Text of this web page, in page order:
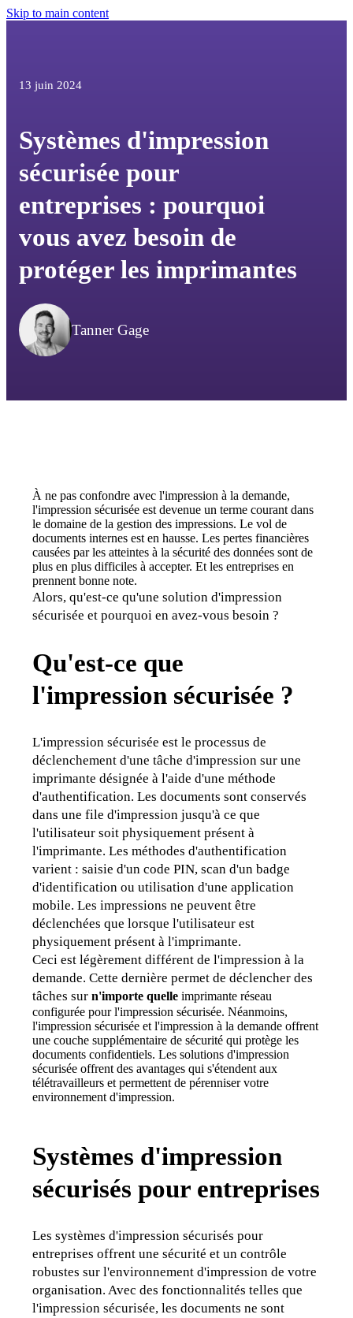
Skip to main content
13 juin 2024
Systèmes d'impression
sécurisée pour
entreprises : pourquoi
vous avez besoin de
protéger les imprimantes
Tanner Gage
À ne pas confondre avec l'impression à la demande,
l'impression sécurisée est devenue un terme courant dans
le domaine de la gestion des impressions. Le vol de
documents internes est en hausse. Les pertes financières
causées par les atteintes à la sécurité des données sont de
plus en plus difficiles à accepter. Et les entreprises en
prennent bonne note.
Alors, qu'est-ce qu'une solution d'impression
sécurisée et pourquoi en avez-vous besoin ?
Qu'est-ce que
l'impression sécurisée ?
L'impression sécurisée est le processus de
déclenchement d'une tâche d'impression sur une
imprimante désignée à l'aide d'une méthode
d'authentification. Les documents sont conservés
dans une file d'impression jusqu'à ce que
l'utilisateur soit physiquement présent à
l'imprimante. Les méthodes d'authentification
varient : saisie d'un code PIN, scan d'un badge
d'identification ou utilisation d'une application
mobile. Les impressions ne peuvent être
déclenchées que lorsque l'utilisateur est
physiquement présent à l'imprimante.
Ceci est légèrement différent de l'impression à la
demande. Cette dernière permet de déclencher des
tâches sur n'importe quelle imprimante réseau
configurée pour l'impression sécurisée. Néanmoins,
l'impression sécurisée et l'impression à la demande offrent
une couche supplémentaire de sécurité qui protège les
documents confidentiels. Les solutions d'impression
sécurisée offrent des avantages qui s'étendent aux
télétravailleurs et permettent de pérenniser votre
environnement d'impression.
Systèmes d'impression
sécurisés pour entreprises
Les systèmes d'impression sécurisés pour
entreprises offrent une sécurité et un contrôle
robustes sur l'environnement d'impression de votre
organisation. Avec des fonctionnalités telles que
l'impression sécurisée, les documents ne sont